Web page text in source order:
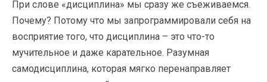
При слове «дисциплина» мы сразу же съеживаемся.
Почему? Потому что мы запрограммировали себя на
восприятие того, что дисциплина – это что-то
мучительное и даже карательное. Разумная
самодисциплина, которая мягко перенаправляет